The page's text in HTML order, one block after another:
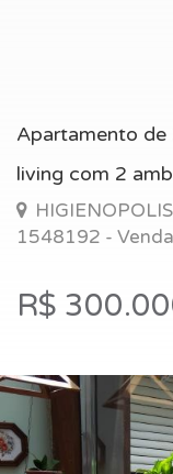
Apartamento de
living com 2
1548192 - Venda
R$